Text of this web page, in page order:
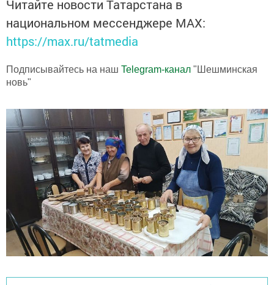
Читайте новости Татарстана в
национальном мессенджере MАХ:
https://max.ru/tatmedia
Подписывайтесь на наш Telegram-канал "Шешминская
новь"